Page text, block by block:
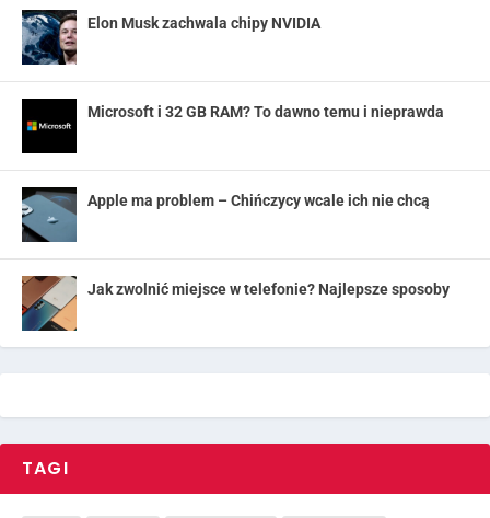
Elon Musk zachwala chipy NVIDIA
Microsoft i 32 GB RAM? To dawno temu i nieprawda
Apple ma problem – Chińczycy wcale ich nie chcą
Jak zwolnić miejsce w telefonie? Najlepsze sposoby
TAGI